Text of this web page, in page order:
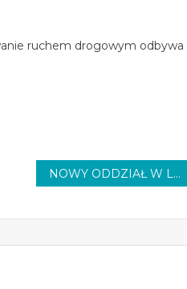
ruchem drogowym odbywa
NOWY ODDZIAŁ W LECZNICY